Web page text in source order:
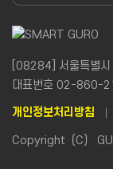
[08284] 서울특별시
대표번호 02-860-
개인정보처리방침
Copyright（C）